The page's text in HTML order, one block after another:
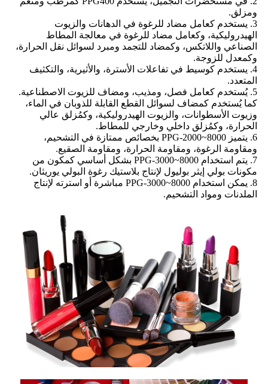
ومزلق.
3. يستخدم كعامل مضاد للرغوة في الدهانات والزيوت
الهيدروليكية، وكعامل مضاد للرغوة في معالجة المطاط
الصناعي واللاتكس، وكمضاد للتجمد ومبرد لسوائل نقل الحرارة،
وكمعدل للزوجة.
4. يستخدم كوسيط في تفاعلات الأسترة، والأثيرية، والتكثيف
المتعدد.
5. يُستخدم كعامل فصل، ومذيب، ومضاف للزيوت الاصطناعية.
كما يُستخدم كمضاف لسوائل القطع القابلة للذوبان في الماء،
وزيوت الأسطوانات، والزيوت الهيدروليكية، وكمُزلق عالي
الحرارة، وكمُزلق داخلي وخارجي للمطاط.
6. يتميز PPG-2000~8000 بخصائص ممتازة في التشحيم،
ومقاومة الرغوة، ومقاومة الحرارة، ومقاومة الصقيع.
7. يتم استخدام PPG-3000~8000 بشكل أساسي كمكون من
مكونات بولي إيثر بوليول لإنتاج بلاستيك رغوة البولي يوريثان.
8. يمكن استخدام PPG-3000~8000 مباشرة أو استرته لإنتاج
الملدنات ومواد التشحيم.